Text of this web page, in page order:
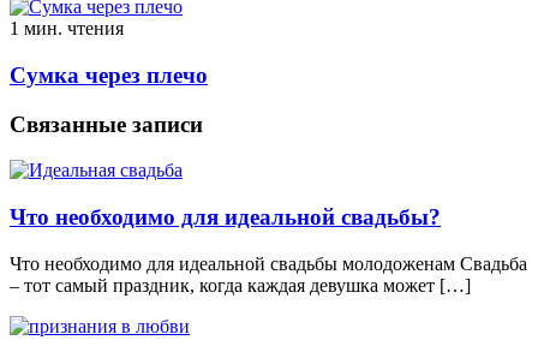
1 мин. чтения
Сумка через плечо
Связанные записи
Что необходимо для идеальной свадьбы?
Что необходимо для идеальной свадьбы молодоженам Свадьба
– тот самый праздник, когда каждая девушка может […]